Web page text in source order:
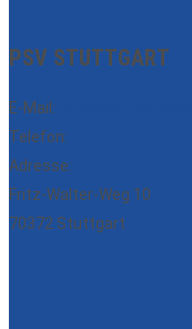
PSV STUTTGART
E-Mail:
Telefon:
Adresse:
Fritz-Walter-Weg 10
70372 Stuttgart